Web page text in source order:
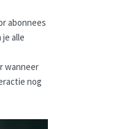
abonnees
alle
wanneer
nog